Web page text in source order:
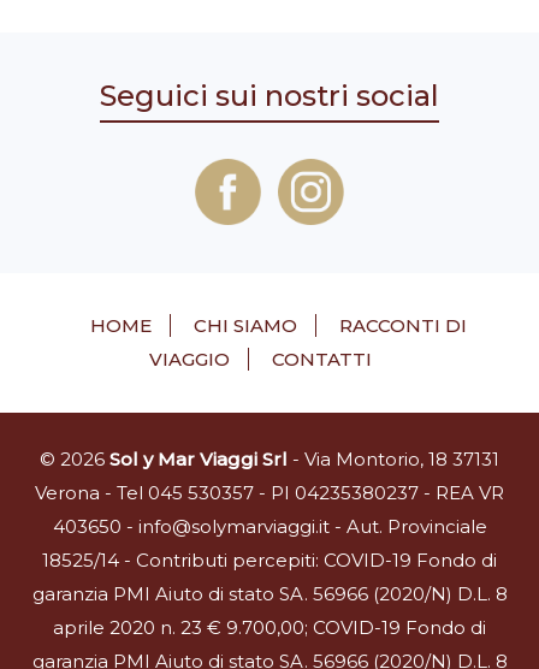
Seguici sui nostri social
HOME CHI SIAMO
RACCONTI DI
VIAGGIO
CONTATTI
© 2026 Sol y Mar Viaggi Srl - Via Montorio, 18 37131
Verona - Tel 045 530357 - PI 04235380237 - REA VR
403650 - info@solymarviaggi.it - Aut. Provinciale
18525/14 - Contributi percepiti: COVID-19 Fondo di
garanzia PMI Aiuto di stato SA. 56966 (2020/N) D.L. 8
aprile 2020 n. 23 € 9.700,00; COVID-19 Fondo di
garanzia PMI Aiuto di stato SA. 56966 (2020/N) D.L. 8